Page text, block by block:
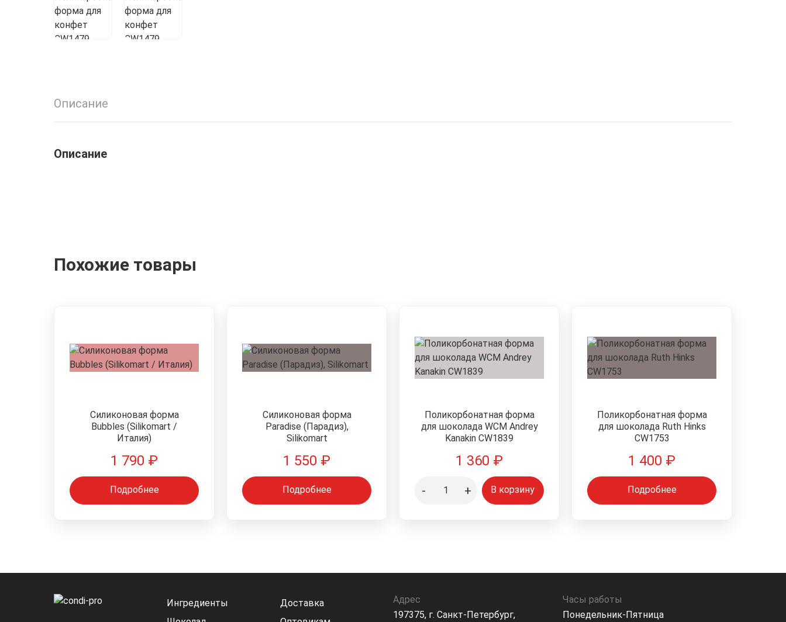
Описание
Описание
Похожие товары
Силиконовая форма
Bubbles (Silikomart /
Италия)
1 790 ₽
Подробнее
Силиконовая форма
Paradise (Парадиз),
Silikomart
1 550 ₽
Подробнее
Поликорбонатная форма
для шоколада WCM Andrey
Kanakin CW1839
1 360 ₽
- + В корзину
Поликорбонатная форма
для шоколада Ruth Hinks
CW1753
1 400 ₽
Подробнее
Ингредиенты
Доставка
Адрес
197375, г. Санкт-Петербург,
Часы работы
Понедельник-Пятница